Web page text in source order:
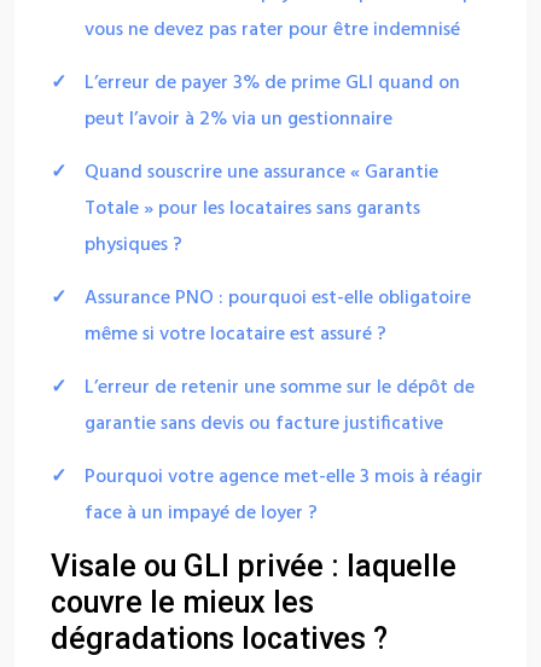
vous ne devez pas rater pour être indemnisé
L’erreur de payer 3% de prime GLI quand on
peut l’avoir à 2% via un gestionnaire
Quand souscrire une assurance « Garantie
Totale » pour les locataires sans garants
physiques ?
Assurance PNO : pourquoi est-elle obligatoire
même si votre locataire est assuré ?
L’erreur de retenir une somme sur le dépôt de
garantie sans devis ou facture justificative
Pourquoi votre agence met-elle 3 mois à réagir
face à un impayé de loyer ?
Visale ou GLI privée : laquelle
couvre le mieux les
dégradations locatives ?